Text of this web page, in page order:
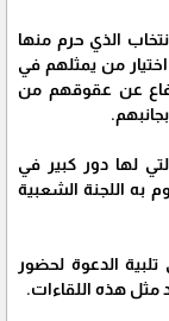
الذي حرم منها
في اختيار من يمثلهم في
عن عقوقهم من
لها دور كبير في
به اللجنة الشعبية
الدعوة لحضور
مثل هذه اللقاءات.